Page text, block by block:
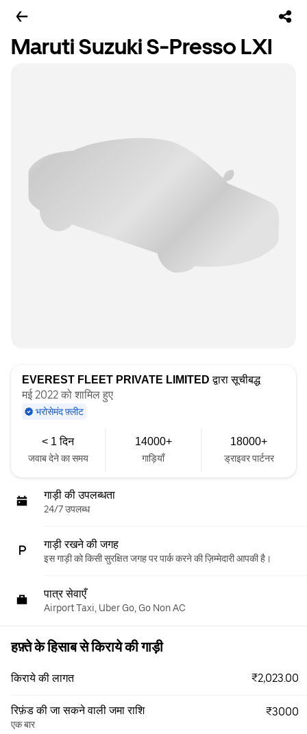
Maruti Suzuki S-Presso LXI
EVEREST FLEET PRIVATE LIMITED द्वारा सूचीबद्ध
मई 2022 को शामिल हुए
भरोसेमंद फ़्लीट
< 1 दिन
जवाब देने का समय
14000+
गाड़ियाँ
18000+
ड्राइवर पार्टनर
गाड़ी की उपलब्धता
24/7 उपलब्ध
गाड़ी रखने की जगह
इस गाड़ी को किसी सुरक्षित जगह पर पार्क करने की ज़िम्मेदारी आपकी है।
पात्र सेवाएँ
Airport Taxi, Uber Go, Go Non AC
हफ़्ते के हिसाब से किराये की गाड़ी
किराये की लागत ₹2,023.00
रिफ़ंड की जा सकने वाली जमा राशि
एक बार
₹3000